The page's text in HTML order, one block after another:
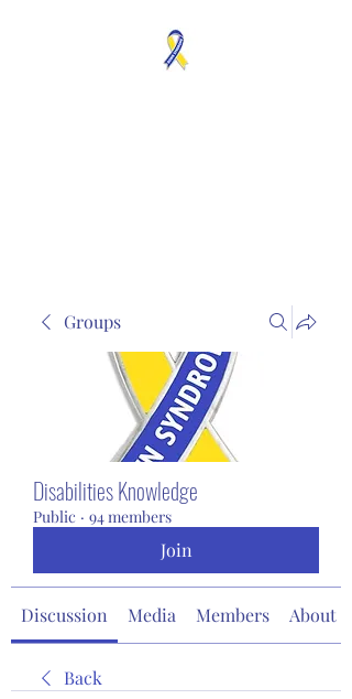
Groups
Disabilities Knowledge
Public · 94 members
Join
Discussion Media Members About
Back